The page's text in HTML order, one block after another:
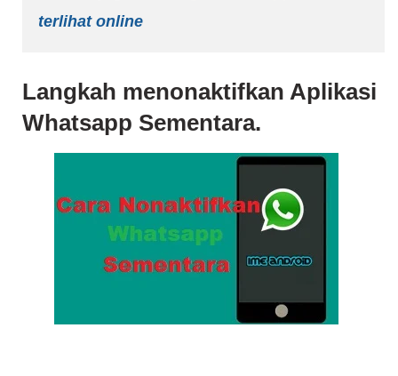
terlihat online
Langkah menonaktifkan Aplikasi
Whatsapp Sementara.